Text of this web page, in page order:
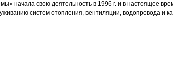
начала свою деятельность в 1996 г. и в настоящее
систем отопления, вентиляции, водопровода и